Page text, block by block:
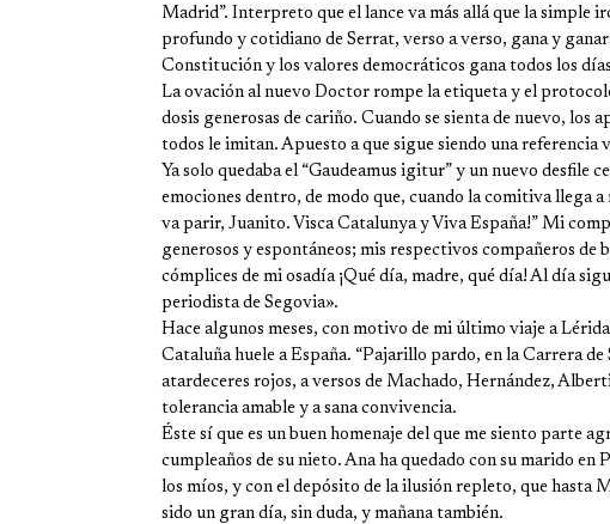
Madrid”. Interpreto que el lance va más allá que la
profundo y cotidiano de Serrat, verso a verso, gana y
Constitución y los valores democráticos gana todos los
La ovación al nuevo Doctor rompe la etiqueta y el
dosis generosas de cariño. Cuando se sienta de nuevo, los
todos le imitan. Apuesto a que sigue siendo una referencia
Ya solo quedaba el “Gaudeamus igitur” y un nuevo desfile
emociones dentro, de modo que, cuando la comitiva llega
va parir, Juanito. Visca Catalunya y Viva España!” Mi
generosos y espontáneos; mis respectivos compañeros de
cómplices de mi osadía ¡Qué día, madre, qué día! Al día
periodista de Segovia».
Hace algunos meses, con motivo de mi último viaje a
Cataluña huele a España. “Pajarillo pardo, en la Carrera
atardeceres rojos, a versos de Machado, Hernández,
tolerancia amable y a sana convivencia.
Éste sí que es un buen homenaje del que me siento parte
cumpleaños de su nieto. Ana ha quedado con su marido
los míos, y con el depósito de la ilusión repleto, que hasta
sido un gran día, sin duda, y mañana también.